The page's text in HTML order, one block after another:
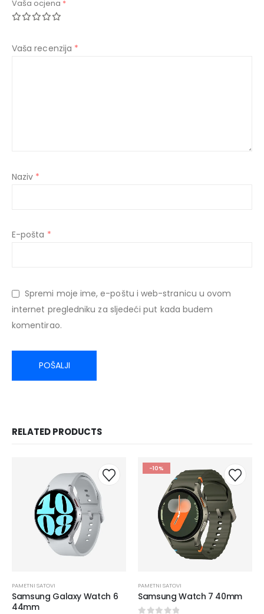
Vaša ocjena *
Vaša recenzija *
Naziv *
E-pošta *
Spremi moje ime, e-poštu i web-stranicu u ovom
internet pregledniku za sljedeći put kada budem
komentirao.
RELATED PRODUCTS
PAMETNI SATOVI
Samsung Galaxy Watch 6
44mm
-10%
PAMETNI SATOVI
Samsung Watch 7 40mm